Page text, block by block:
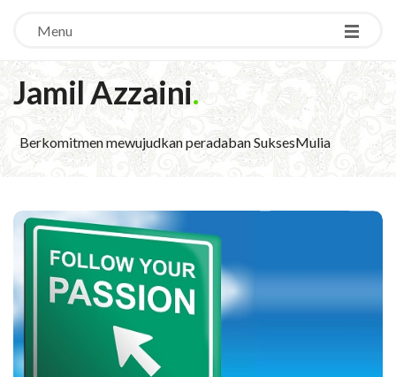
Menu
Jamil Azzaini.
Berkomitmen mewujudkan peradaban SuksesMulia